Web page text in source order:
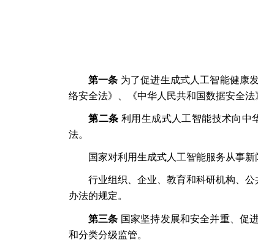
第一条 为了促进生成式人工智能健康
络安全法》、《中华人民共和国数据安全
第二条 利用生成式人工智能技术向中
法。
国家对利用生成式人工智能服务从事
行业组织、企业、教育和科研机构、
办法的规定。
第三条 国家坚持发展和安全并重、促
和分类分级监管。